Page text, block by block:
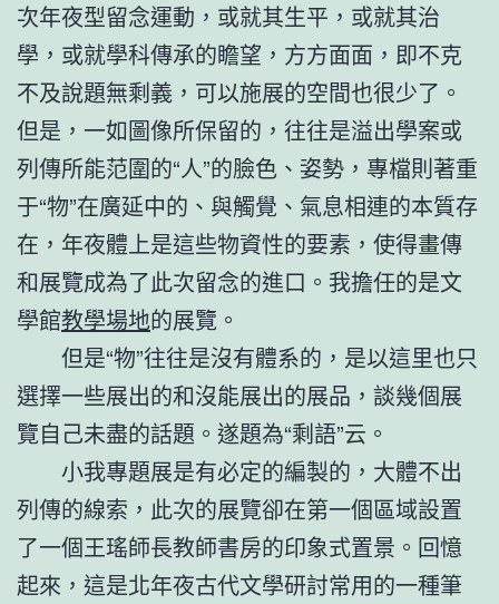
次年夜型留念運動，或就其生平，或就其治
學，或就學科傳承的瞻望，方方面面，即不克
不及說題無剩義，可以施展的空間也很少了。
但是，一如圖像所保留的，往往是溢出學案或
列傳所能范圍的“人”的臉色、姿勢，專檔則著重
于“物”在廣延中的、與觸覺、氣息相連的本質存
在，年夜體上是這些物資性的要素，使得畫傳
和展覽成為了此次留念的進口。我擔任的是文
學館教學場地的展覽。
但是“物”往往是沒有體系的，是以這里也只
選擇一些展出的和沒能展出的展品，談幾個展
覽自己未盡的話題。遂題為“剩語”云。
小我專題展是有必定的編製的，大體不出
列傳的線索，此次的展覽卻在第一個區域設置
了一個王瑤師長教師書房的印象式置景。回憶
起來，這是北年夜古代文學研討常用的一種筆